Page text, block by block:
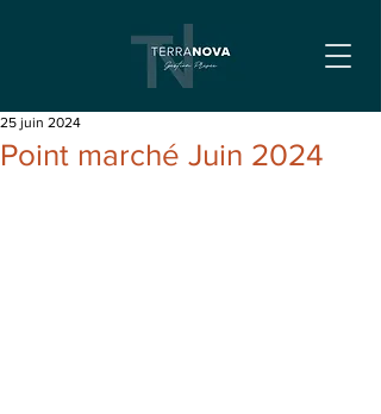
Point marché Juin 2024
25 juin 2024